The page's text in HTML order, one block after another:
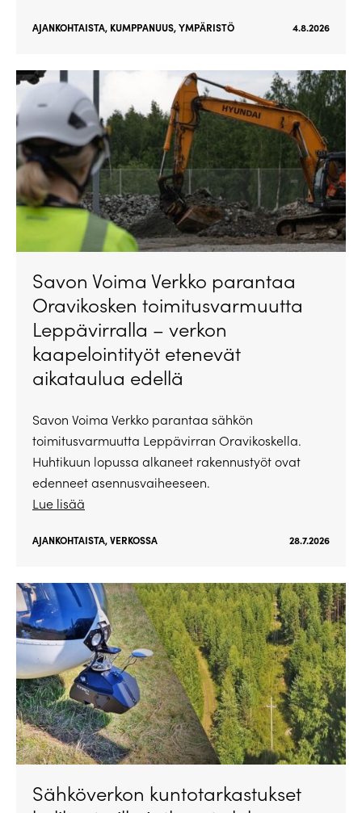
AJANKOHTAISTA, KUMPPANUUS,YMPÄRISTÖ 4.8.2026
Savon Voima Verkko parantaa
Oravikosken toimitusvarmuutta
Leppävirralla – verkon
kaapelointityöt etenevät
aikataulua edellä
Savon Voima Verkko parantaa sähkön
toimitusvarmuutta Leppävirran Oravikoskella.
Huhtikuun lopussa alkaneet rakennustyöt ovat
edenneet asennusvaiheeseen.
Lue lisää
AJANKOHTAISTA,VERKOSSA 28.7.2026
Sähköverkon kuntotarkastukset